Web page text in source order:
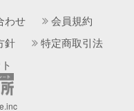
わせ
会員規約
針
特定商取引法